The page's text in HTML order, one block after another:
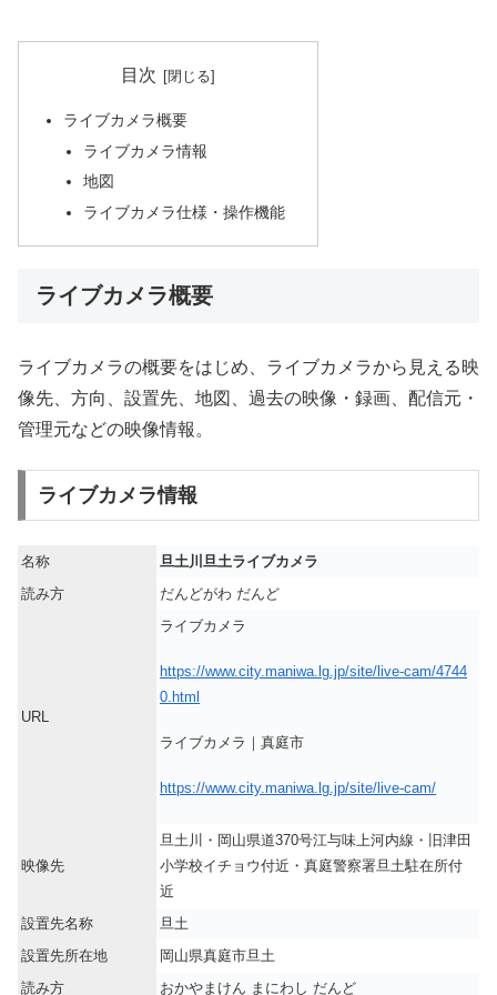
目次
ライブカメラ概要
ライブカメラ情報
地図
ライブカメラ仕様・操作機能
ライブカメラ概要
ライブカメラの概要をはじめ、ライブカメラから見える映
像先、方向、設置先、地図、過去の映像・録画、配信元・
管理元などの映像情報。
ライブカメラ情報
名称
旦土川旦土ライブカメラ
読み方
だんどがわ だんど
URL
ライブカメラ
https://www.city.maniwa.lg.jp/site/live-cam/4744
0.html
ライブカメラ｜真庭市
https://www.city.maniwa.lg.jp/site/live-cam/
映像先
旦土川・岡山県道370号江与味上河内線・旧津田
小学校イチョウ付近・真庭警察署旦土駐在所付
近
設置先名称
旦土
設置先所在地
岡山県真庭市旦土
読み方
おかやまけん まにわし だんど